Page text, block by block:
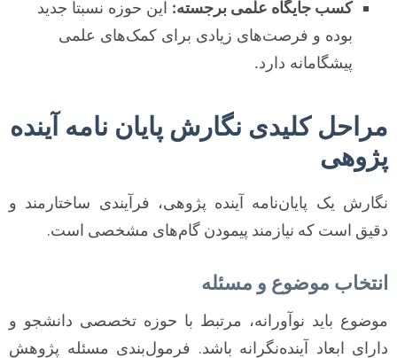
کسب جایگاه علمی برجسته: این حوزه نسبتاً جدید
بوده و فرصت‌های زیادی برای کمک‌های علمی
پیشگامانه دارد.
مراحل کلیدی نگارش پایان نامه آینده
پژوهی
نگارش یک پایان‌نامه آینده پژوهی، فرآیندی ساختارمند و
دقیق است که نیازمند پیمودن گام‌های مشخصی است.
انتخاب موضوع و مسئله
موضوع باید نوآورانه، مرتبط با حوزه تخصصی دانشجو و
دارای ابعاد آینده‌نگرانه باشد. فرمول‌بندی مسئله پژوهش